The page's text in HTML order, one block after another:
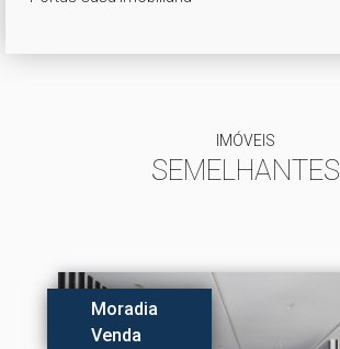
IMÓVEIS
SEMELHANTES
Moradia
Venda